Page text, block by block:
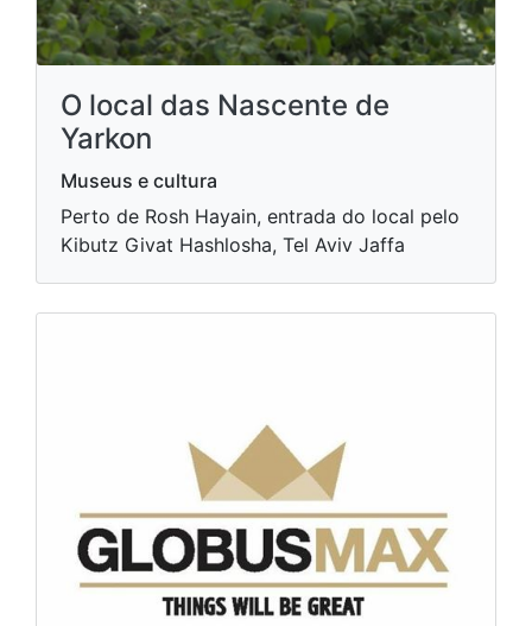
O local das Nascente de
Yarkon
Museus e cultura
Perto de Rosh Hayain, entrada do local pelo
Kibutz Givat Hashlosha, Tel Aviv Jaffa